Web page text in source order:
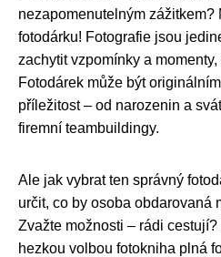
nezapomenutelným zážitkem?
fotodárku! Fotografie jsou
zachytit vzpomínky a
Fotodárek může být
příležitost – od narozenin a
firemní teambuildingy.
Ale jak vybrat ten správný
určit, co by osoba obdarovaná
Zvažte možnosti – rádi
hezkou volbou fotokniha plná